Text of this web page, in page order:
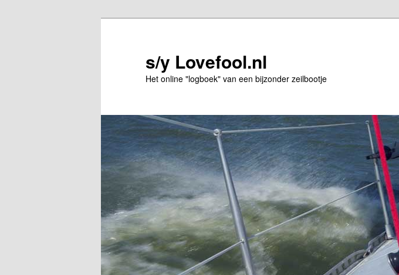
s/y Lovefool.nl
Het online "logboek" van een bijzonder zeilbootje